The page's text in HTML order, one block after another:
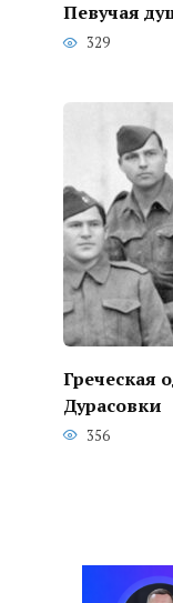
Певучая
329
Греческая
Дурасовки
356